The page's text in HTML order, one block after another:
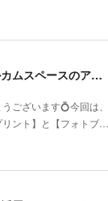
プレ花さま必見💐ウェルカムスペースのアイデア
ございます💍今回は、
リント】と【フォトブ…